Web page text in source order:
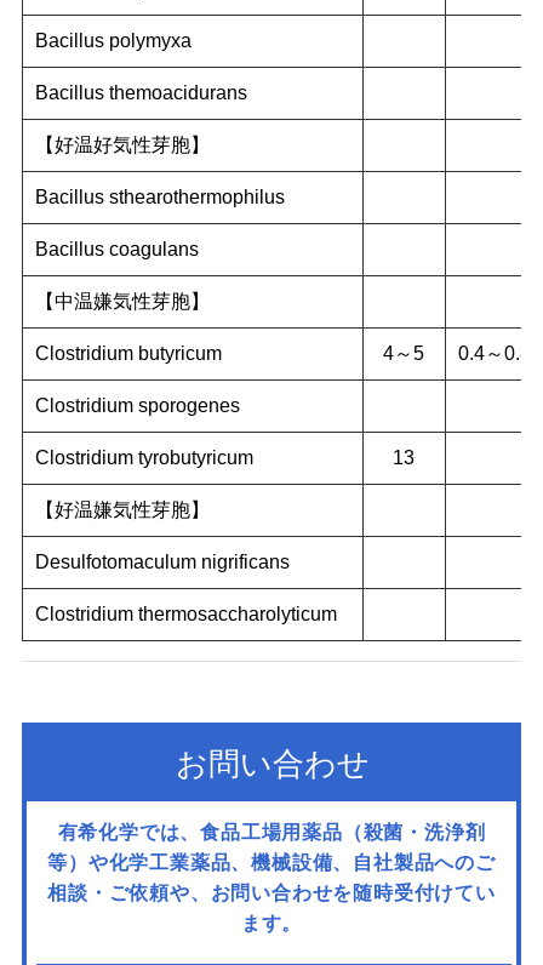
Bacillus polymyxa
Bacillus themoacidurans
【好温好気性芽胞】
Bacillus sthearothermophilus
Bacillus coagulans
【中温嫌気性芽胞】
Clostridium butyricum 4～5 0.4～0.8
Clostridium sporogenes
Clostridium tyrobutyricum 13
【好温嫌気性芽胞】
Desulfotomaculum nigrificans
Clostridium thermosaccharolyticum
お問い合わせ
有希化学では、食品工場用薬品（殺菌・洗浄剤
等）や化学工業薬品、機械設備、
自社製品へのご
相談・ご依頼や、お問い合わせを随時受付けてい
ます。